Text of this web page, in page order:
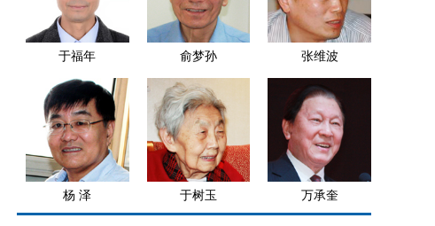
于福年 俞梦孙 张维波
杨 泽 于树玉 万承奎